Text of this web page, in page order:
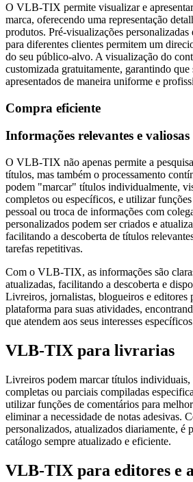
O VLB-TIX permite visualizar e apresentar
marca, oferecendo uma representação
produtos. Pré-visualizações
para diferentes clientes permitem um
do seu público-alvo. A visualização do
customizada gratuitamente, garantindo que
apresentados de maneira uniforme e
Compra eficiente
Informações relevantes e valiosas
O VLB-TIX não apenas permite a
títulos, mas também o processamento
podem "marcar" títulos individualmente,
completos ou específicos, e utilizar
pessoal ou troca de informações com
personalizados podem ser criados e
facilitando a descoberta de títulos
tarefas repetitivas.
Com o VLB-TIX, as informações são
atualizadas, facilitando a descoberta e
Livreiros, jornalistas, blogueiros e editores
plataforma para suas atividades,
que atendem aos seus interesses
VLB-TIX para livrarias
Livreiros podem marcar títulos individuais,
completas ou parciais compiladas
utilizar funções de comentários para
eliminar a necessidade de notas adesivas.
personalizados, atualizados diariamente, é
catálogo sempre atualizado e eficiente.
VLB-TIX para editores e